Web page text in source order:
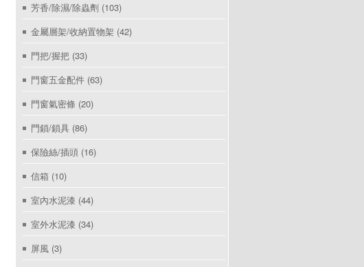
芳香/除濕/除蟲劑 (103)
金屬層架/收納置物架 (42)
門把/握把 (33)
門窗五金配件 (63)
門窗氣密條 (20)
門鎖/鎖具 (86)
保險絲/插頭 (16)
信箱 (10)
室內水泥漆 (44)
室外水泥漆 (34)
屏風 (3)